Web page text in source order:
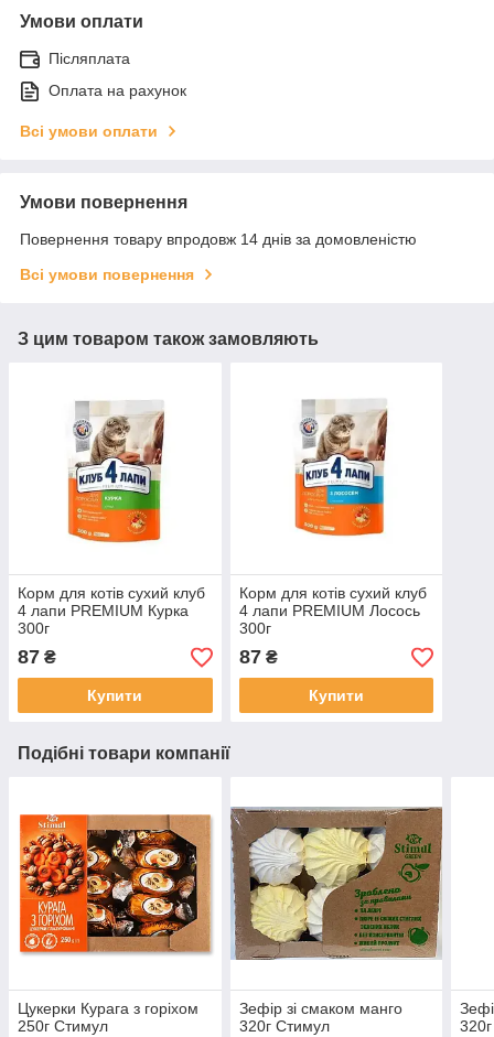
Умови оплати
Післяплата
Оплата на рахунок
Всі умови оплати
Умови повернення
Повернення товару впродовж 14 днів за домовленістю
Всі умови повернення
З цим товаром також замовляють
Корм для котів сухий клуб
4 лапи PREMIUM Курка
300г
87 ₴
Купити
Корм для котів сухий клуб
4 лапи PREMIUM Лосось
300г
87₴
Купити
Подібні товари компанії
Цукерки Курага з горіхом
250г Стимул
Зефір зі смаком манго
320г Стимул